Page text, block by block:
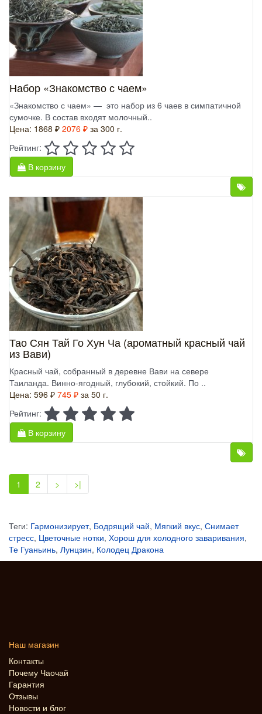
Набор «Знакомство с чаем»
«Знакомство с чаем» — это набор из 6 чаев в симпатичной
сумочке. В состав входят молочный..
Цена: 1868 ₽ 2076 ₽ за 300 г.
Рейтинг:
В корзину
Тао Сян Тай Го Хун Ча (ароматный красный чай
из Вави)
Красный чай, собранный в деревне Вави на севере
Таиланда. Винно-ягодный, глубокий, стойкий. По ..
Цена: 596 ₽ 745 ₽ за 50 г.
Рейтинг:
В корзину
1 2 > >|
Теги: Гармонизирует, Бодрящий чай, Мягкий вкус, Снимает
стресс, Цветочные нотки, Хорош для холодного заваривания,
Те Гуаньинь, Лунцзин, Колодец Дракона
Наш магазин
Контакты
Почему Чаочай
Гарантия
Отзывы
Новости и блог